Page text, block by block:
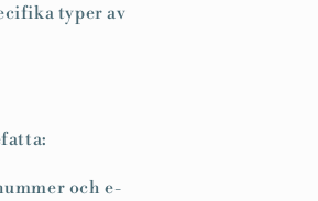
typer av
och e-